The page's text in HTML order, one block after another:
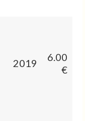
2019
6.00
€